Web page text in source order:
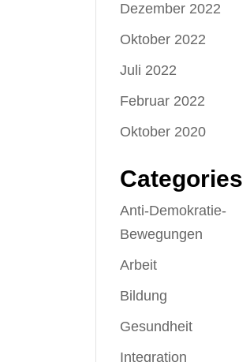
Dezember 2022
Oktober 2022
Juli 2022
Februar 2022
Oktober 2020
Categories
Anti-Demokratie-
Bewegungen
Arbeit
Bildung
Gesundheit
Integration